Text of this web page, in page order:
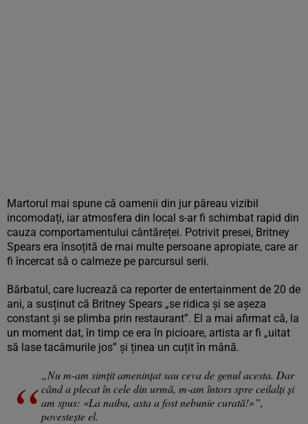
Martorul mai spune că oamenii din jur păreau vizibil
incomodați, iar atmosfera din local s-ar fi schimbat rapid din
cauza comportamentului cântăreței. Potrivit presei, Britney
Spears era însoțită de mai multe persoane apropiate, care ar
fi încercat să o calmeze pe parcursul serii.
Bărbatul, care lucrează ca reporter de entertainment de 20 de
ani, a susținut că Britney Spears „se ridica și se așeza
constant și se plimba prin restaurant”. El a mai afirmat că, la
un moment dat, în timp ce era în picioare, artista ar fi „uitat
să lase tacâmurile jos” și ținea un cuțit în mână.
„Nu m-am simțit amenințat sau ceva de genul acesta. Dar
când a plecat în cele din urmă, m-am întors spre ceilalți și
am spus: «La naiba, asta a fost nebunie curată!»”,
povestește el.